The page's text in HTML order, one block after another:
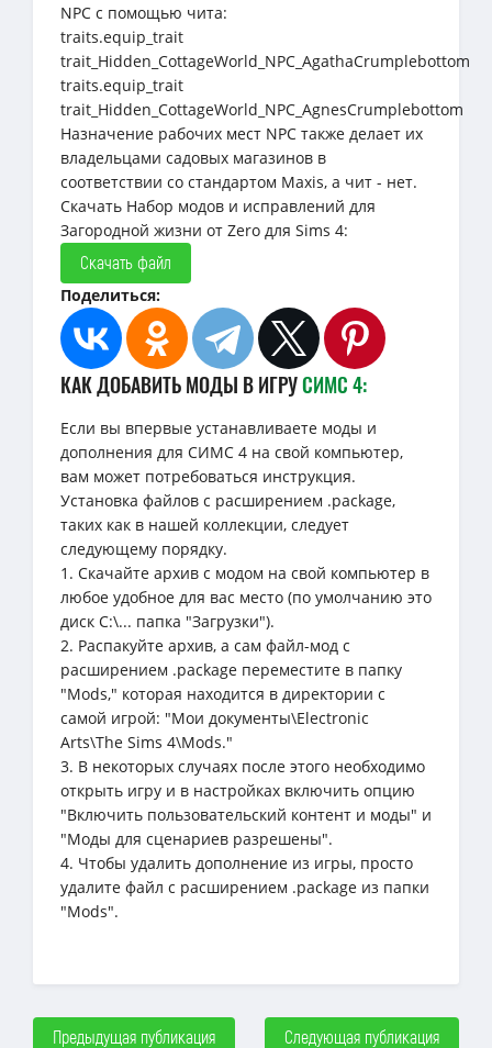
NPC с помощью чита:
traits.equip_trait
trait_Hidden_CottageWorld_NPC_AgathaCrumplebottom
traits.equip_trait
trait_Hidden_CottageWorld_NPC_AgnesCrumplebottom
Назначение рабочих мест NPC также делает их
владельцами садовых магазинов в
соответствии со стандартом Maxis, а чит - нет.
Скачать Набор модов и исправлений для
Загородной жизни от Zero для Sims 4:
Скачать файл
Поделиться:
КАК ДОБАВИТЬ МОДЫ В ИГРУСИМС 4:
Если вы впервые устанавливаете моды и
дополнения для СИМС 4 на свой компьютер,
вам может потребоваться инструкция.
Установка файлов с расширением .package,
таких как в нашей коллекции, следует
следующему порядку.
1. Скачайте архив с модом на свой компьютер в
любое удобное для вас место (по умолчанию это
диск C:\... папка "Загрузки").
2. Распакуйте архив, а сам файл-мод с
расширением .package переместите в папку
"Mods," которая находится в директории с
самой игрой: "Мои документы\Electronic
Arts\The Sims 4\Mods."
3. В некоторых случаях после этого необходимо
открыть игру и в настройках включить опцию
"Включить пользовательский контент и моды" и
"Моды для сценариев разрешены".
4. Чтобы удалить дополнение из игры, просто
удалите файл с расширением .package из папки
"Mods".
Предыдущая публикация Следующая публикация